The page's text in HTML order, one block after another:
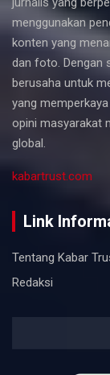
menggunakan
konten yang
dan foto. Dengan
berusaha untuk
yang
opini masyarakat
global.
kabartrust.com
Link
Tentang Kabar
Redaksi